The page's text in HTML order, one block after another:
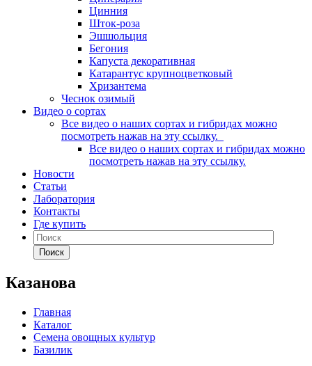
Цинния
Шток-роза
Эшшольция
Бегония
Капуста декоративная
Катарантус крупноцветковый
Хризантема
Чеснок озимый
Видео о сортах
Все видео о наших сортах и гибридах можно
посмотреть нажав на эту ссылку.
Все видео о наших сортах и гибридах можно
посмотреть нажав на эту ссылку.
Новости
Статьи
Лаборатория
Контакты
Где купить
Поиск
Казанова
Главная
Каталог
Семена овощных культур
Базилик